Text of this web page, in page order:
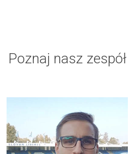
Poznaj nasz zespół